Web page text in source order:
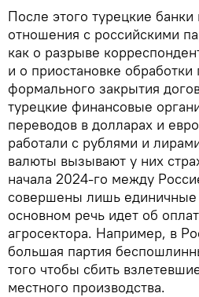
После этого турецкие
отношения с российскими
как о разрыве
и о приостановке
формального закрытия
турецкие финансовые
переводов в долларах и
работали с рублями и
валюты вызывают у них
начала 2024-го между
совершены лишь единичные
основном речь идет об
агросектора. Например, в
большая партия
того чтобы сбить
местного производства.